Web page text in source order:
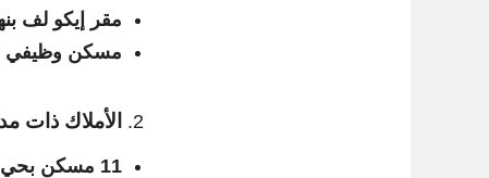
مقر إيكو لف بنهج
مسكن وظيفي
الأملاك ذات
11 مسكن بحي إبن زيدون